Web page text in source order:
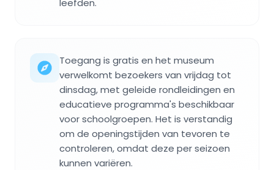
Toegang is gratis en het museum
verwelkomt bezoekers van vrijdag tot
dinsdag, met geleide rondleidingen en
educatieve programma's beschikbaar
voor schoolgroepen. Het is verstandig
om de openingstijden van tevoren te
controleren, omdat deze per seizoen
kunnen variëren.